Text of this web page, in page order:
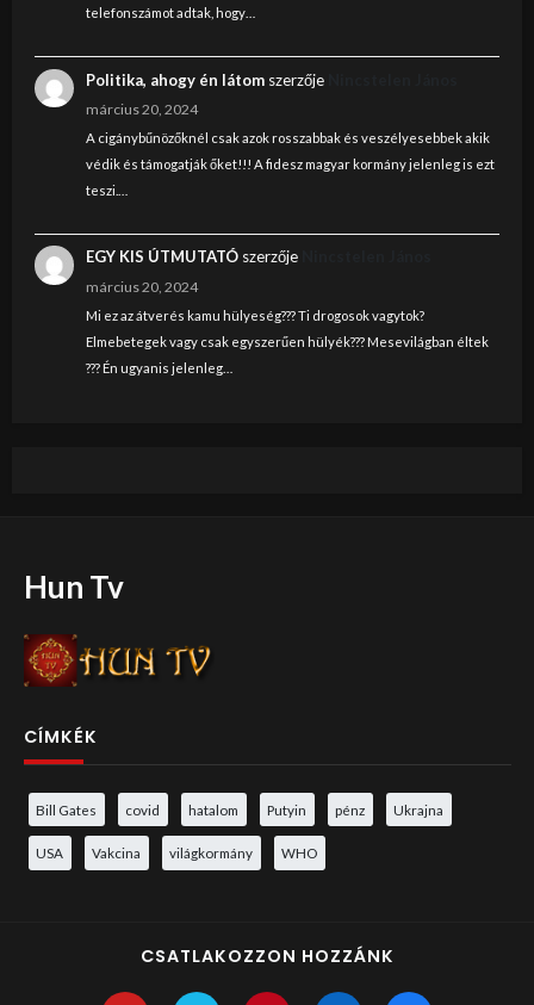
telefonszámot adtak, hogy…
Politika, ahogy én látomszerzője
március 20, 2024
A cigánybűnözőknél csak azok rosszabbak és veszélyesebbek akik
védik és támogatják őket!!! A fidesz magyar kormány jelenleg is ezt
teszi.…
EGY KIS ÚTMUTATÓszerzője
március 20, 2024
Mi ez az átverés kamu hülyeség??? Ti drogosok vagytok?
Elmebetegek vagy csak egyszerűen hülyék??? Mesevilágban éltek
??? Én ugyanis jelenleg…
Hun Tv
CÍMKÉK
Bill Gates covid hatalom Putyin pénz Ukrajna
USA Vakcina világkormány WHO
CSATLAKOZZON HOZZÁNK